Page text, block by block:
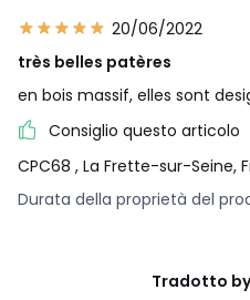
20/06/2022
très belles patères
en bois massif, elles sont
Consiglio questo articolo
CPC68 , La Frette-sur-Seine,
Durata della proprietà del
Tradotto